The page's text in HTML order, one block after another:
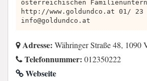
österreichischen
http://www.goldundco.at 01/ 23
info@goldundco.at
Adresse: Währinger Straße 48, 1090
Telefonnummer: 012350222
Webseite